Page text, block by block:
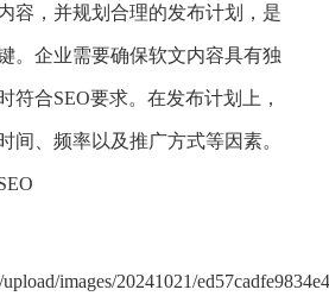
容，并规划合理的发布计划，是
。企业需要确保软文内容具有独
符合SEO要求。在发布计划上，
间、频率以及推广方式等因素。